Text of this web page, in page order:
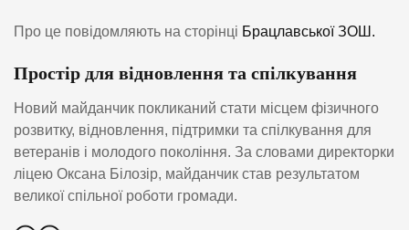
Про це повідомляють на сторінці Брацлавської ЗОШ.
Простір для відновлення та спілкування
Новий майданчик покликаний стати місцем фізичного
розвитку, відновлення, підтримки та спілкування для
ветеранів і молодого покоління. За словами директорки
ліцею Оксана Білозір, майданчик став результатом
великої спільної роботи громади.